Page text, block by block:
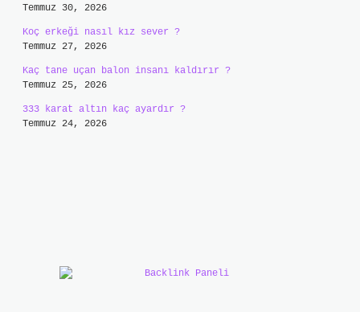
Temmuz 30, 2026
Koç erkeği nasıl kız sever ?
Temmuz 27, 2026
Kaç tane uçan balon insanı kaldırır ?
Temmuz 25, 2026
333 karat altın kaç ayardır ?
Temmuz 24, 2026